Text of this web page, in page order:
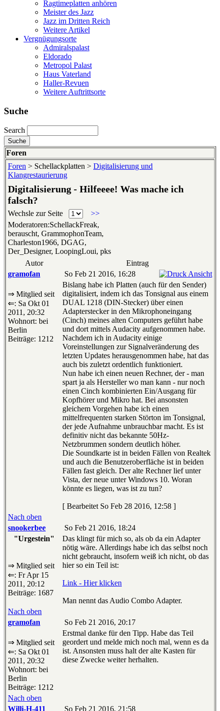
Ragtimeplatten anhören
Meister des Jazz
Jazz im Dritten Reich
Weitere Artikel
Vergnügungsorte
Admiralspalast
Eldorado
Metropol Palast
Haus Vaterland
Haller-Revuen
Weitere Auftrittsorte
Suche
Search
Foren
Foren > Schellackplatten > Digitalisierung und
Klangrestaurierung
Digitalisierung - Hilfeeee! Was mache ich
falsch?
Wechsle zur Seite
>>
Moderatoren:SchellackFreak,
berauscht, GrammophonTeam,
Charleston1966, DGAG,
Der_Designer, LoopingLoui, pks
Autor
Eintrag
gramofan
So Feb 21 2016, 16:28
⇒ Mitglied seit
⇐: Sa Okt 01
2011, 20:32
Wohnort: bei
Berlin
Beiträge: 1212
Bislang habe ich Platten (auch für den Sender)
digitalisiert, indem ich das Tonsignal aus einem
DUAL 1218 (DIN-Stecker) über einen
Adapterstecker in den Mikrophoneingang
(Cinch) meines alten Computers geführt habe
und dort mittels Audacity aufgenommen habe.
Nachdem ich in Audacity einige
Voreinstellungen zur Signalveränderung des
letzten Updates herausgenommen habe, hat das
auch bis zuletzt ordentlich funktioniert.
Nun habe ich einen neuen Rechner, der - man
spart ja als Hersteller wo man kann - nur noch
einen Cinch kombinierten Ein/Ausgang für
Kopfhörer und Mikro hat. Bei ansonsten
gleichem Vorgehen habe ich einen
mittelfrequenten starken Störton im Tonsignal,
der jede Aufnahme unbrauchbar macht. Es ist
definitiv nicht das bekannte 50Hz-
Netzbrummen sondern deutlich höher.
Die Soundkarte ist in beiden Fällen von Realtek
und auch die Benutzeroberfläche ist in beiden
Fällen fast gleich. Der alte Rechner lief unter
Vista, der neue unter Windows 10. Woran
könnte es liegen, was ist zu tun?
[ Bearbeitet So Feb 28 2016, 12:58 ]
Nach oben
snookerbee
So Feb 21 2016, 18:24
"Urgestein"
⇒ Mitglied seit
⇐: Fr Apr 15
2011, 20:12
Beiträge: 1687
Das klingt für mich so, als ob da ein Adapter
nötig wäre. Allerdings habe ich das selbst noch
nicht gebraucht, insofern weiß ich nicht, ob das
hier so ein Teil ist:
Link - Hier klicken
Man nennt das Audio Combo Adapter.
Nach oben
gramofan
So Feb 21 2016, 20:17
⇒ Mitglied seit
⇐: Sa Okt 01
2011, 20:32
Wohnort: bei
Berlin
Beiträge: 1212
Erstmal danke für den Tipp. Habe das Teil
geordert und melde mich noch mal, wenn es da
ist. Ansonsten muss halt der alte Kasten für
diese Zwecke weiter herhalten.
Nach oben
Willi-H-411
So Feb 21 2016, 21:58